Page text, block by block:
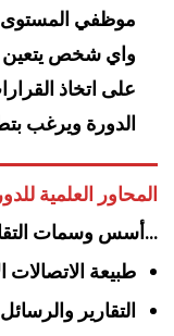
موظفي المستوى
واي شخص يتعين
على اتخاذ
الدورة ويرغب
المحاور العلمية
…أسس وسمات
طبيعة الاتصالات
التقارير